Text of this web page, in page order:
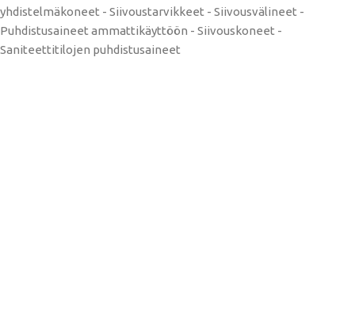
yhdistelmäkoneet - Siivoustarvikkeet - Siivousvälineet -
Puhdistusaineet ammattikäyttöön - Siivouskoneet -
Saniteettitilojen puhdistusaineet